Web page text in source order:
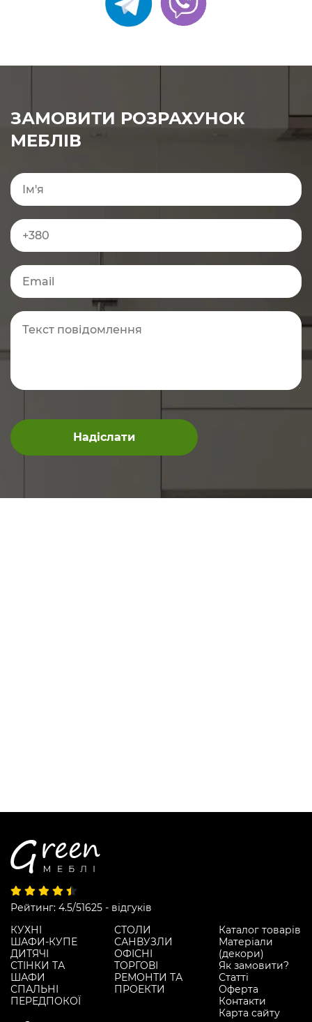
ЗАМОВИТИ РОЗРАХУНОК
МЕБЛІВ
Рейтинг: 4.5/51625 - відгуків
КУХНІ
ШАФИ-КУПЕ
ДИТЯЧІ
СТІНКИ ТА
ШАФИ
СПАЛЬНІ
ПЕРЕДПОКОЇ
СТОЛИ
САНВУЗЛИ
ОФІСНІ
ТОРГОВІ
РЕМОНТИ ТА
ПРОЕКТИ
Каталог товарів
Матеріали
(декори)
Як замовити?
Статті
Оферта
Контакти
Карта сайту